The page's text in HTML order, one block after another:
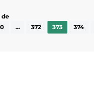
de
... 372 373 374